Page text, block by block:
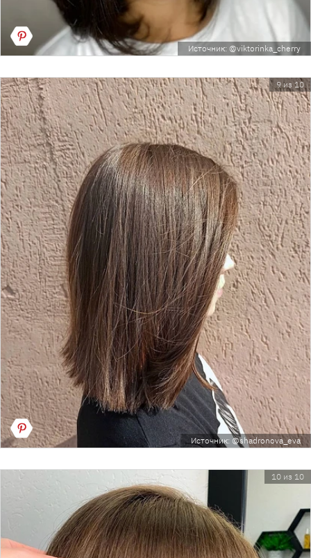
Источник: @viktorinka_cherry
9 из 10
Источник: @shadronova_eva
10 из 10